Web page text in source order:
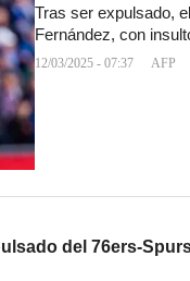
Tras ser expulsado,
Fernández, con
12/03/2025 - 07:37 AFP
del 76ers-